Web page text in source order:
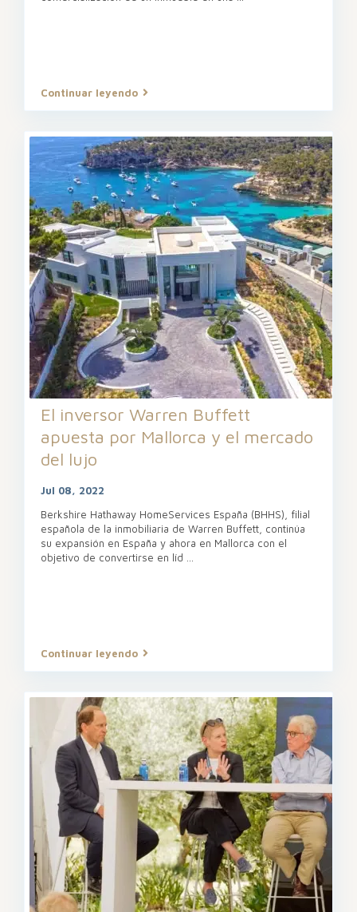
Continuar leyendo
El inversor Warren Buffett
apuesta por Mallorca y el mercado
del lujo
Jul 08, 2022
Berkshire Hathaway HomeServices España (BHHS), filial
española de la inmobiliaria de Warren Buffett, continúa
su expansión en España y ahora en Mallorca con el
objetivo de convertirse en líd
Continuar leyendo